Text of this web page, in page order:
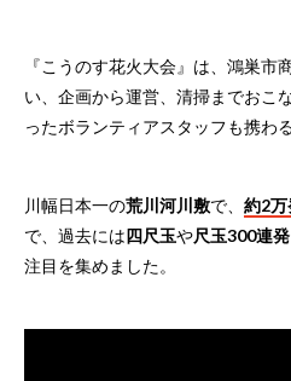
『こうのす花火大会』は、鴻巣
い、企画から運営、清掃までおこ
ったボランティアスタッフも携わ
川幅日本一の荒川河川敷で、 約2万
で、過去には四尺玉や尺玉300連発
注目を集めました。